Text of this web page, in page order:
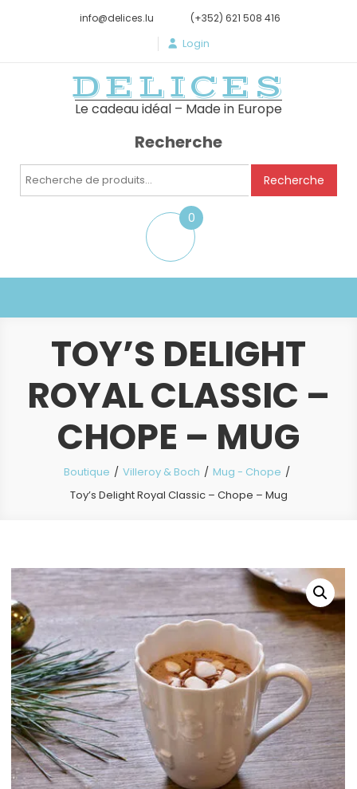
info@delices.lu (+352) 621 508 416
Login
DELICES
Le cadeau idéal – Made in Europe
Recherche
Recherche
Recherche
0
item
TOY’S DELIGHT
ROYAL CLASSIC –
CHOPE – MUG
Boutique Villeroy & Boch
Mug - Chope
Toy’s Delight Royal Classic – Chope – Mug